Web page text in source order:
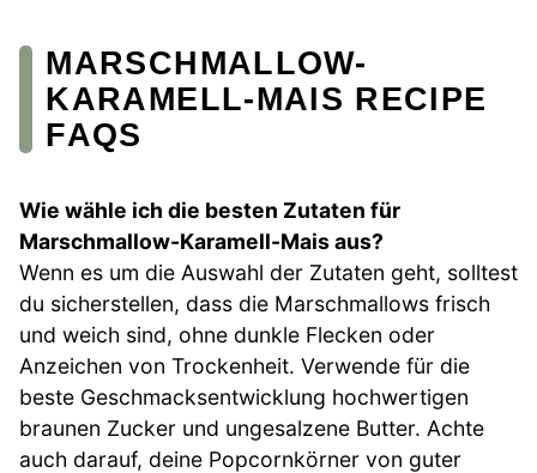
MARSCHMALLOW-
KARAMELL-MAIS RECIPE
FAQS
Wie wähle ich die besten Zutaten für
Marschmallow-Karamell-Mais aus?
Wenn es um die Auswahl der Zutaten geht, solltest
du sicherstellen, dass die Marschmallows frisch
und weich sind, ohne dunkle Flecken oder
Anzeichen von Trockenheit. Verwende für die
beste Geschmacksentwicklung hochwertigen
braunen Zucker und ungesalzene Butter. Achte
auch darauf, deine Popcornkörner von guter